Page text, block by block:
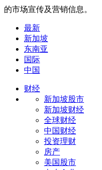
的市场宣传及营销信息。
最新
新加坡
东南亚
国际
中国
财经
新加坡股市
新加坡财经
全球财经
中国财经
投资理财
房产
美国股市